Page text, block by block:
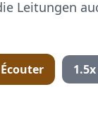
Leitungen
Écouter 1.5x